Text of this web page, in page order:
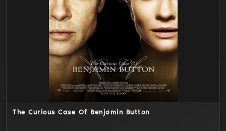
The Curious Case Of Benjamin Button